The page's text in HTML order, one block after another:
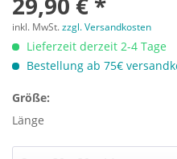
inkl. MwSt.zzgl. Versandkosten
Lieferzeit derzeit 2-4 Tage
Bestellung ab 75€
Größe:
Länge